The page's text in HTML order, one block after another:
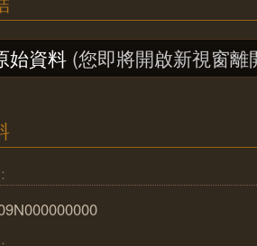
始資料 (您即將開啟新視窗離